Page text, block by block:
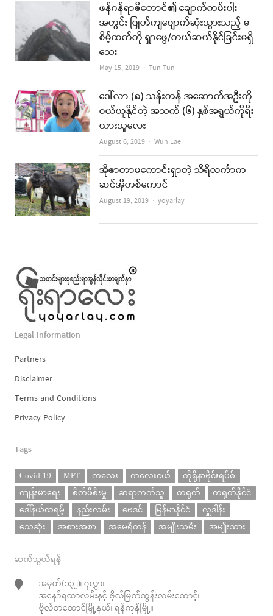
ဖန်ဂန်ရာဇီတောင်၏ ချောက်ကမ်းပါး
အတွင်း ပြုတ်ကျပျောက်ဆုံးသွားသည့် မ
စိမ့်ထက်ကို ရှာဖွေ/ကယ်ဆယ်နိုင်ခြင်းမရှိ
သေး
May 15, 2019 Author
Tun Tun
ဒေါ်လာ (၈) သန်းတန် အဆောက်အဦးကို
ဝယ်ယူနိုင်တဲ့ အသက် (၆) နှစ်အရွယ်ကိုရီး
ယားသူလေး
August 6, 2019 Author
Wun Lae
အိုဇာတာမကောင်းရှာတဲ့ သီရိလင်္ကာက
ဆင်အိုတစ်ကောင်
August 19, 2019 Author
yoyarlay
Legal Information
Partners
Disclaimer
Terms and Conditions
Privacy Policy
Tags
Covid-19 MPT ကလေး ကလေးငယ်
ကိုရိုနာဗိုင်းရပ်စ်
ကျန်းမာရေး
စိတ်ဖိစီးမှု ဆရာကင်္ကသူ တရုတ်
တရုတ်နိုင်ငံ
ဒေါ်နယ်ထရမ့်
နည်းလမ်း ဗေဒင် မြန်မာနိုင်ငံ
လှူဒါန်း
သေဆုံး
အစားအစာ အမေရိကန် အမျိုးသမီး အမျိုးသား
ဆက်သွယ်ရန်
အမှတ်(၁၃၂)၊ ၇လွှာ၊
အနော်ရထာလမ်းနှင့် ဗိုလ်မြတ်ထွန်းလမ်းထောင့်၊
ဗိုလ်တထောင်မြို့နယ်၊ ရန်ကုန်မြို့။